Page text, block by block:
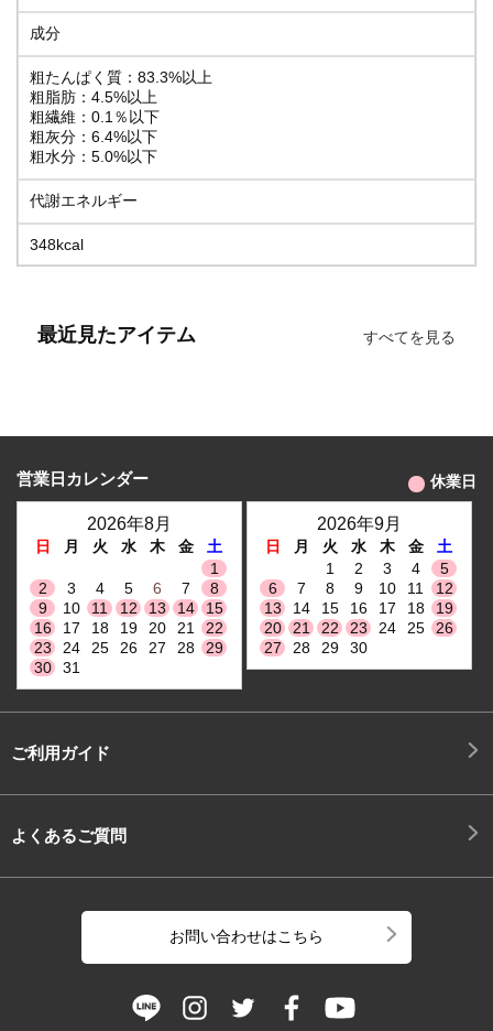
成分
粗たんぱく質：83.3%以上
粗脂肪：4.5%以上
粗繊維：0.1％以下
粗灰分：6.4%以下
粗水分：5.0%以下
代謝エネルギー
348kcal
最近見たアイテム すべてを見る
営業日カレンダー 休業日
2026年8月
日 月 火 水 木 金
土
1
2
3 4 5 6 7
8
9
10 11 12 13 14
15
16
17 18 19 20 21
22
23
24 25 26 27 28
29
30
31
2026年9月
日 月 火 水 木 金
土
1
2 3 4
5
6
7 8 9 10 11
12
13
14 15 16 17 18
19
20
21 22 23 24 25
26
27
28 29 30
ご利用ガイド
よくあるご質問
お問い合わせはこちら